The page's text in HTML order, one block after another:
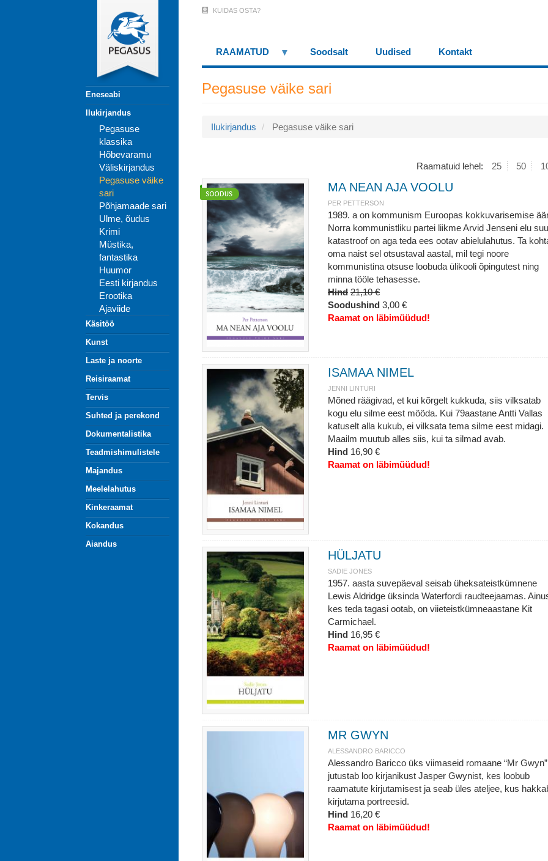
Eneseabi
Ilukirjandus
Pegasuse
klassika
Hõbevaramu
Väliskirjandus
Pegasuse väike
sari
Põhjamaade sari
Ulme, õudus
Krimi
Müstika,
fantastika
Huumor
Eesti kirjandus
Erootika
Ajaviide
Käsitöö
Kunst
Laste ja noorte
Reisiraamat
Tervis
Suhted ja perekond
Dokumentalistika
Teadmishimulistele
Majandus
Meelelahutus
Kinkeraamat
Kokandus
Aiandus
Menu
(logged
out)
KUIDAS OSTA?
RAAMATUD Soodsalt Uudised Kontakt
Pegasuse väike sari
Ilukirjandus Pegasuse väike sari
Raamatuid lehel: 25 50
MA NEAN AJA VOOLU
PER PETTERSON
1989. a on kommunism Euroopas kokkuvarisemise
Norra kommunistliku partei liikme Arvid Jenseni elu
katastroof on aga teda ees ootav abielulahutus. Ta
oma naist sel otsustaval aastal, mil tegi noore
kommunistina otsuse loobuda ülikooli õpingutest ning
minna tööle tehasesse.
Hind 21,10 €
Soodushind 3,00 €
Raamat on läbimüüdud!
ISAMAA NIMEL
JENNI LINTURI
Mõned räägivad, et kui kõrgelt kukkuda, siis vilksatab
kogu elu silme eest mööda. Kui 79aastane Antti Vallas
katuselt alla kukub, ei vilksata tema silme eest midagi.
Maailm muutub alles siis, kui ta silmad avab.
Hind 16,90 €
Raamat on läbimüüdud!
HÜLJATU
SADIE JONES
1957. aasta suvepäeval seisab üheksateistkümnene
Lewis Aldridge üksinda Waterfordi raudteejaamas.
kes teda tagasi ootab, on viieteistkümneaastane Kit
Carmichael.
Hind 16,95 €
Raamat on läbimüüdud!
MR GWYN
ALESSANDRO BARICCO
Alessandro Baricco üks viimaseid romaane “Mr Gwyn”
jutustab loo kirjanikust Jasper Gwynist, kes loobub
raamatute kirjutamisest ja seab üles ateljee, kus
kirjutama portreesid.
Hind 16,20 €
Raamat on läbimüüdud!